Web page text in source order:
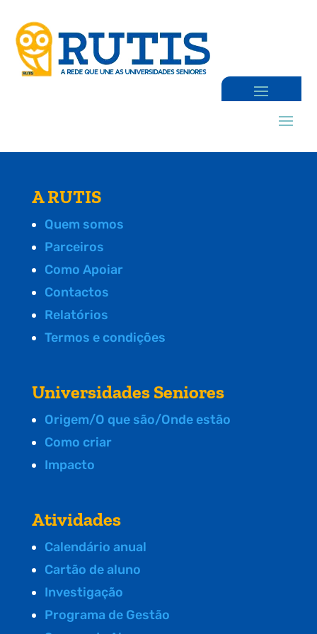
A RUTIS
Quem somos
Parceiros
Como Apoiar
Contactos
Relatórios
Termos e condições
Universidades Seniores
Origem/O que são/Onde estão
Como criar
Impacto
Atividades
Calendário anual
Cartão de aluno
Investigação
Programa de Gestão